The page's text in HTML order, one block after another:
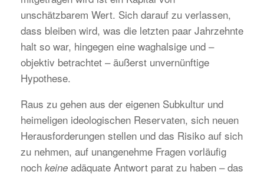
unschätzbarem Wert. Sich darauf zu verlassen,
dass bleiben wird, was die letzten paar Jahrzehnte
halt so war, hingegen eine waghalsige und –
objektiv betrachtet – äußerst unvernünftige
Hypothese.
Raus zu gehen aus der eigenen Subkultur und
heimeligen ideologischen Reservaten, sich neuen
Herausforderungen stellen und das Risiko auf sich
zu nehmen, auf unangenehme Fragen vorläufig
noch keine adäquate Antwort parat zu haben – das